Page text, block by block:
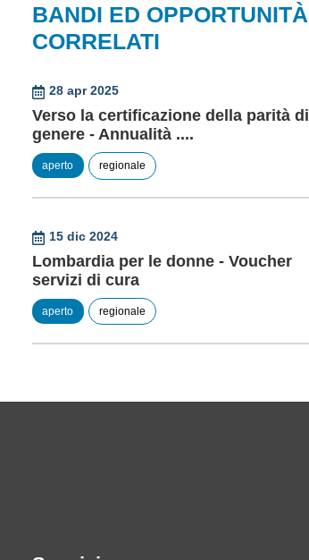
BANDI ED OPPORTUNITÀ
CORRELATI
28 apr 2025
Verso la certificazione della parità di
genere - Annualità ....
aperto regionale
15 dic 2024
Lombardia per le donne - Voucher
servizi di cura
aperto regionale